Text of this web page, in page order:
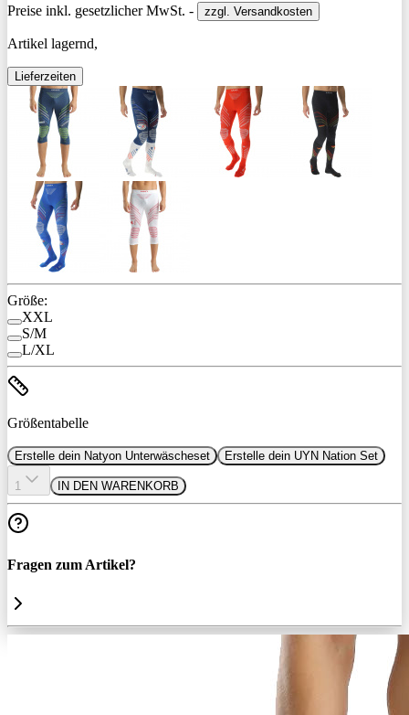
Preise inkl. gesetzlicher MwSt. - zzgl. Versandkosten
Artikel lagernd,
Lieferzeiten
Größe:
XXL
S/M
L/XL
Größentabelle
Erstelle dein Natyon Unterwäscheset Erstelle dein UYN Nation Set
1 IN DEN WARENKORB
Fragen zum Artikel?